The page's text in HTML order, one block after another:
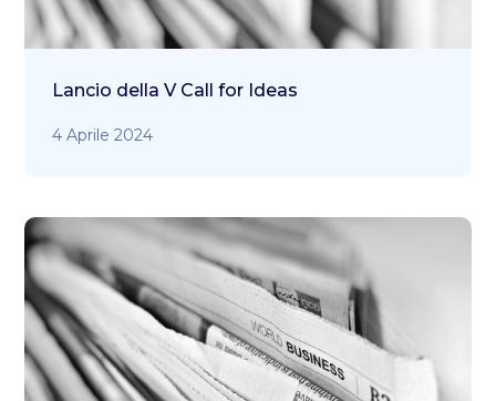
Lancio della V Call for Ideas
4 Aprile 2024